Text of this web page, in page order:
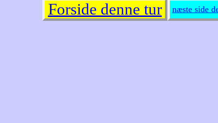
Forside denne tur næste side